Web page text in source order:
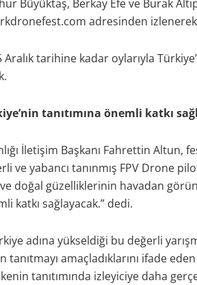
Büyüktaş, Berkay Efe ve Burak
adresinden
tarihine kadar oylarıyla
tanıtımına önemli katkı
İletişim Başkanı Fahrettin Altun,
ve yabancı tanınmış FPV Drone
doğal güzelliklerinin havadan
katkı sağlayacak.” dedi.
adına yükseldiği bu değerli
amaçladıklarını ifade
tanıtımında izleyiciye daha